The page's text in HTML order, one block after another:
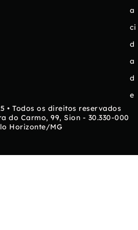
a
ci
d
a
d
e
• Todos os direitos reservados
do Carmo, 99, Sion - 30.330-000
Horizonte/MG